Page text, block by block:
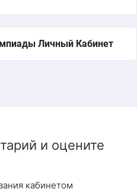
Личный Кабинет
и оцените
кабинетом